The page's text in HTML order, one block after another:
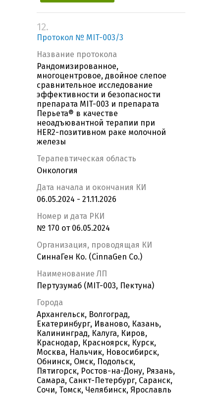
12.
Протокол № MIT-003/3
Название протокола
Рандомизированное,
многоцентровое, двойное слепое
сравнительное исследование
эффективности и безопасности
препарата MIT-003 и препарата
Перьета® в качестве
неоадъювантной терапии при
HER2-позитивном раке молочной
железы
Терапевтическая область
Онкология
Дата начала и окончания КИ
06.05.2024 - 21.11.2026
Номер и дата РКИ
№ 170 от 06.05.2024
Организация, проводящая КИ
СиннаГен Ко. (CinnaGen Co.)
Наименование ЛП
Пертузумаб (MIT-003, Пектуна)
Города
Архангельск, Волгоград,
Екатеринбург, Иваново, Казань,
Калининград, Калуга, Киров,
Краснодар, Красноярск, Курск,
Москва, Нальчик, Новосибирск,
Обнинск, Омск, Подольск,
Пятигорск, Ростов-на-Дону, Рязань,
Самара, Санкт-Петербург, Саранск,
Сочи, Томск, Челябинск, Ярославль